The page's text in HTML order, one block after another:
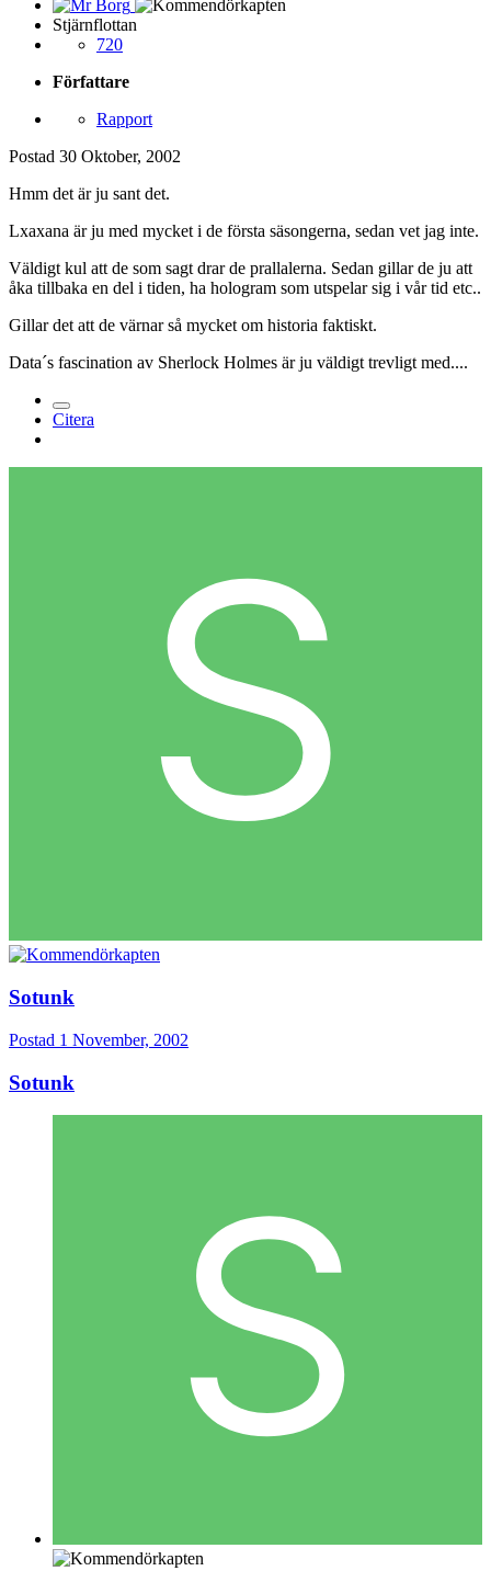
Stjärnflottan
720
Författare
Rapport
Postad 30 Oktober, 2002
Hmm det är ju sant det.
Lxaxana är ju med mycket i de första säsongerna, sedan vet jag inte.
Väldigt kul att de som sagt drar de prallalerna. Sedan gillar de ju att
åka tillbaka en del i tiden, ha hologram som utspelar sig i vår tid etc..
Gillar det att de värnar så mycket om historia faktiskt.
Data´s fascination av Sherlock Holmes är ju väldigt trevligt med....
Citera
Sotunk
Postad 1 November, 2002
Sotunk